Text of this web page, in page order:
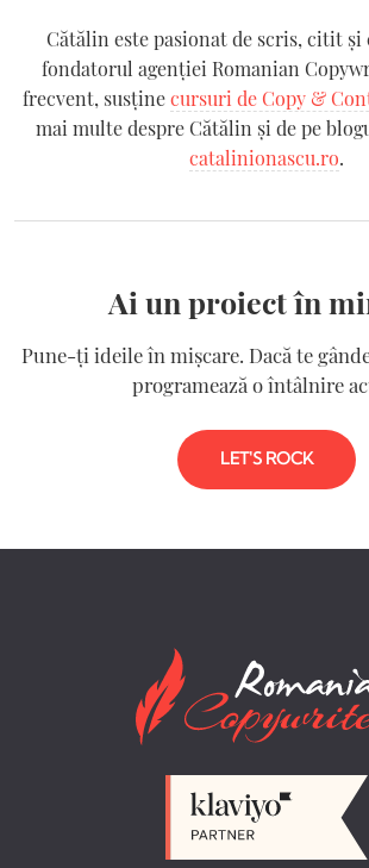
Cătălin este pasionat de scris, citit
fondatorul agenției Romanian
frecvent, susținecursuri de Copy &
mai multe despre Cătălin și de pe
catalinionascu.ro.
Ai un proiect în
Pune-ți ideile în mișcare. Dacă te
programează o întâlnire
LET'S ROCK